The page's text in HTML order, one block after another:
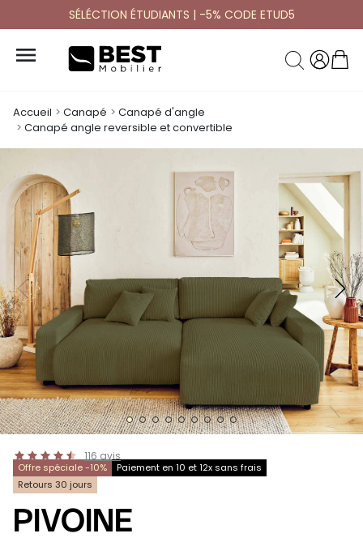
SÉLÉCTION ÉTUDIANTS | -5% CODE ETUD5

Accueil Canapé
Canapé d'angle
Canapé angle reversible et convertible
116 avis
Offre spéciale -10%
Paiement en 10 et 12x sans frais
Retours 30 jours
PIVOINE